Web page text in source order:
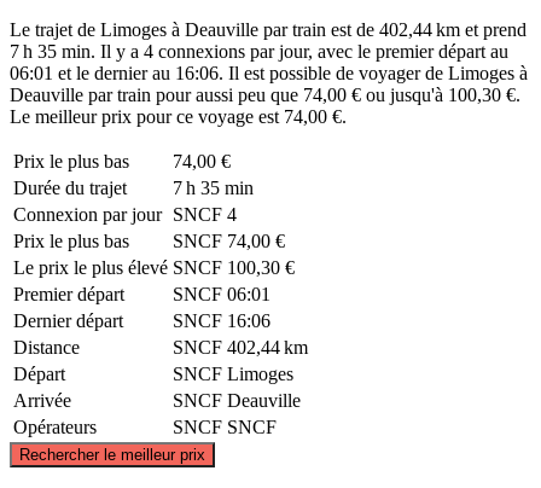
Le trajet de Limoges à Deauville par train est de 402,44 km et prend
7 h 35 min. Il y a 4 connexions par jour, avec le premier départ au
06:01 et le dernier au 16:06. Il est possible de voyager de Limoges à
Deauville par train pour aussi peu que 74,00 € ou jusqu'à 100,30 €.
Le meilleur prix pour ce voyage est 74,00 €.
Prix ​​le plus bas
74,00 €
Durée du trajet
7 h 35 min
Connexion par jour SNCF 4
Prix ​​le plus bas
SNCF 74,00 €
Le prix le plus élevé SNCF 100,30 €
Premier départ
SNCF 06:01
Dernier départ
SNCF 16:06
Distance
SNCF 402,44 km
Départ
SNCF Limoges
Arrivée
SNCF Deauville
Opérateurs
SNCF SNCF
Rechercher le meilleur prix